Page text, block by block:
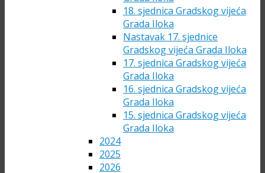
18. sjednica Gradskog vijeća
Grada Iloka
Nastavak 17. sjednice
Gradskog vijeća Grada Iloka
17. sjednica Gradskog vijeća
Grada Iloka
16. sjednica Gradskog vijeća
Grada Iloka
15. sjednica Gradskog vijeća
Grada Iloka
2024
2025
2026